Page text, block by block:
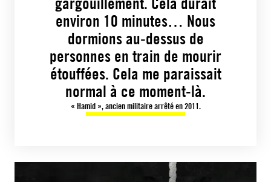
environ 10 minutes… Nous
dormions au-dessus de
personnes en train de mourir
étouffées. Cela me paraissait
normal à ce moment-là.
« Hamid », ancien militaire arrêté en 2011.